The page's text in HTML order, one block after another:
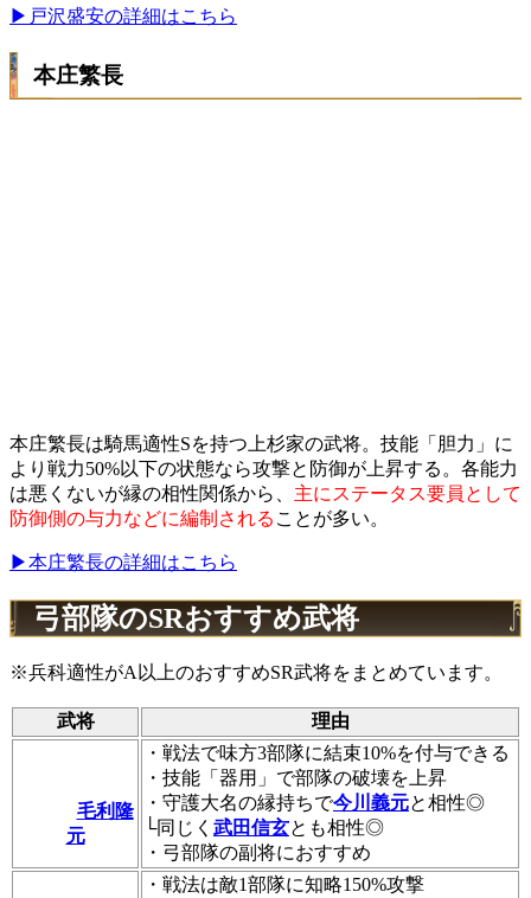
▶戸沢盛安の詳細はこちら
本庄繁長
本庄繁長は騎馬適性Sを持つ上杉家の武将。技能「胆力」に
より戦力50%以下の状態なら攻撃と防御が上昇する。各能力
は悪くないが縁の相性関係から、 主にステータス要員として
防御側の与力などに編制される ことが多い。
▶本庄繁長の詳細はこちら
弓部隊のSRおすすめ武将
※兵科適性がA以上のおすすめSR武将をまとめています。
武将 理由
毛利隆
元
・戦法で味方3部隊に結束10%を付与できる
・技能「器用」で部隊の破壊を上昇
・守護大名の縁持ちで今川義元と相性◎
└同じく 武田信玄とも相性◎
・弓部隊の副将におすすめ
・戦法は敵1部隊に知略150%攻撃